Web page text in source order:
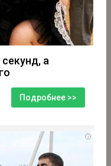
а
Подробнее >>
i